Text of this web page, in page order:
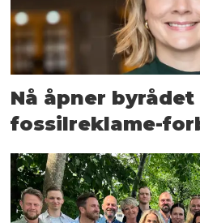
Nå åpner
fossilreklame-